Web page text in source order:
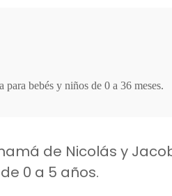
bebés y niños de 0 a 36 meses.
de Nicolás y
0 a 5 años.